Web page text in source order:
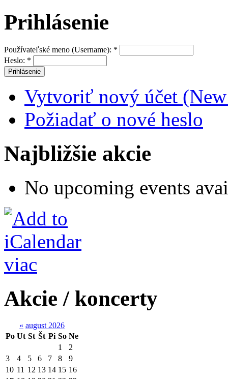
Prihlásenie
Používateľské meno (Username): *
Heslo: *
Vytvoriť nový účet
Požiadať o nové heslo
Najbližšie akcie
No upcoming events
viac
Akcie / koncerty
« august 2026
Po Ut St Št Pi So Ne
1
2
3
4 5 6 7 8
9
10 11 12 13 14 15 16